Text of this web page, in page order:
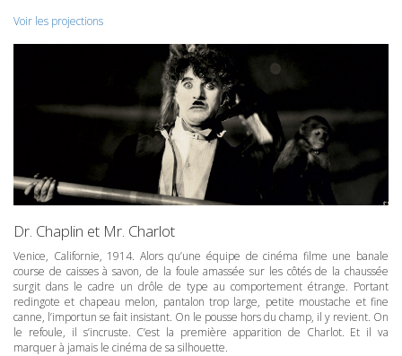
Voir les projections
Dr. Chaplin et Mr. Charlot
Venice, Californie, 1914. Alors qu’une équipe de cinéma filme une banale
course de caisses à savon, de la foule amassée sur les côtés de la chaussée
surgit dans le cadre un drôle de type au comportement étrange. Portant
redingote et chapeau melon, pantalon trop large, petite moustache et fine
canne, l’importun se fait insistant. On le pousse hors du champ, il y revient. On
le refoule, il s’incruste. C’est la première apparition de Charlot. Et il va
marquer à jamais le cinéma de sa silhouette.